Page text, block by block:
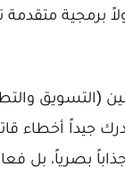
برمجية
(التسويق
جيداً أخطاء
بصرياً، بل